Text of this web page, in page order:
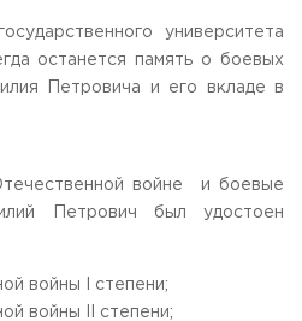
университета
останется память о боевых
Петровича и его вкладе в
войне и боевые
Петрович был удостоен
войны I степени;
войны II степени;